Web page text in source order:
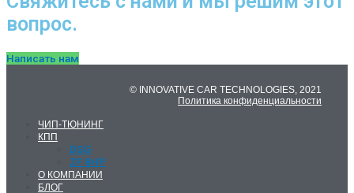
вопрос.
Написать нам
© INNOVATIVE CAR TECHNOLOGIES, 2021
Политика конфиденциальности
ЧИП-ТЮНИНГ
КПП
DSG
ZF 8HP
О КОМПАНИИ
БЛОГ